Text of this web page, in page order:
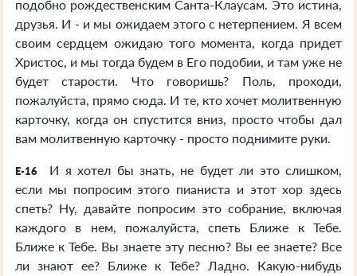
подобно рождественским Санта-Клаусам. Это истина,
друзья. И - и мы ожидаем этого с нетерпением. Я всем
своим сердцем ожидаю того момента, когда придет
Христос, и мы тогда будем в Его подобии, и там уже не
будет старости. Что говоришь? Поль, проходи,
пожалуйста, прямо сюда. И те, кто хочет молитвенную
карточку, когда он спустится вниз, просто чтобы дал
вам молитвенную карточку - просто поднимите руки.
E-16
И я хотел бы знать, не будет ли это слишком,
если мы попросим этого пианиста и этот хор здесь
спеть? Ну, давайте попросим это собрание, включая
каждого в нем, пожалуйста, спеть Ближе к Тебе.
Ближе к Тебе. Вы знаете эту песню? Вы ее знаете? Все
ли знают ее? Ближе к Тебе? Ладно. Какую-нибудь